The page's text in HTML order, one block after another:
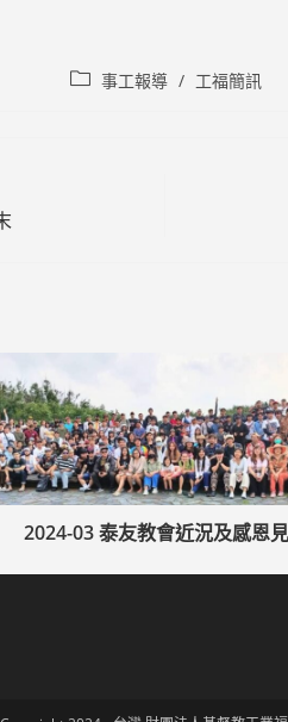
Post事工報導 / 工福簡訊
2024-03 泰友教會近況及感恩